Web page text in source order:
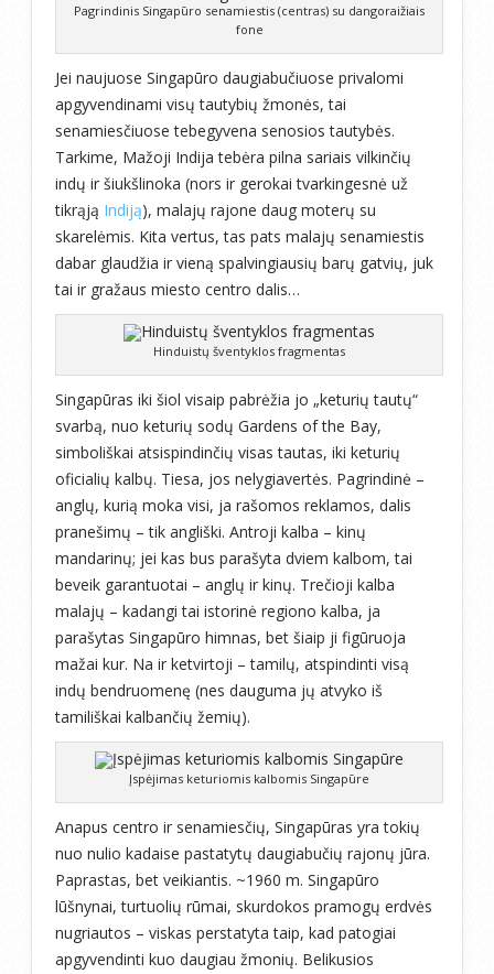
Pagrindinis Singapūro senamiestis (centras) su dangoraižiais
fone
Jei naujuose Singapūro daugiabučiuose privalomi
apgyvendinami visų tautybių žmonės, tai
senamiesčiuose tebegyvena senosios tautybės.
Tarkime, Mažoji Indija tebėra pilna sariais vilkinčių
indų ir šiukšlinoka (nors ir gerokai tvarkingesnė už
tikrąją Indiją), malajų rajone daug moterų su
skarelėmis. Kita vertus, tas pats malajų senamiestis
dabar glaudžia ir vieną spalvingiausių barų gatvių, juk
tai ir gražaus miesto centro dalis…
Hinduistų šventyklos fragmentas
Singapūras iki šiol visaip pabrėžia jo „keturių tautų“
svarbą, nuo keturių sodų Gardens of the Bay,
simboliškai atsispindinčių visas tautas, iki keturių
oficialių kalbų. Tiesa, jos nelygiavertės. Pagrindinė –
anglų, kurią moka visi, ja rašomos reklamos, dalis
pranešimų – tik angliški. Antroji kalba – kinų
mandarinų; jei kas bus parašyta dviem kalbom, tai
beveik garantuotai – anglų ir kinų. Trečioji kalba
malajų – kadangi tai istorinė regiono kalba, ja
parašytas Singapūro himnas, bet šiaip ji figūruoja
mažai kur. Na ir ketvirtoji – tamilų, atspindinti visą
indų bendruomenę (nes dauguma jų atvyko iš
tamiliškai kalbančių žemių).
Įspėjimas keturiomis kalbomis Singapūre
Anapus centro ir senamiesčių, Singapūras yra tokių
nuo nulio kadaise pastatytų daugiabučių rajonų jūra.
Paprastas, bet veikiantis. ~1960 m. Singapūro
lūšnynai, turtuolių rūmai, skurdokos pramogų erdvės
nugriautos – viskas perstatyta taip, kad patogiai
apgyvendinti kuo daugiau žmonių. Belikusios